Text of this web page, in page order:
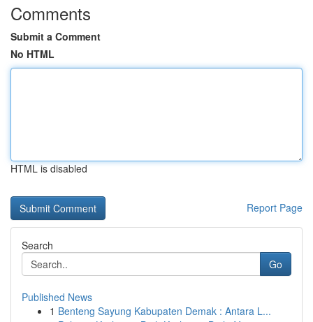
Comments
Submit a Comment
No HTML
HTML is disabled
Report Page
Search
Go
Published News
1 Benteng Sayung Kabupaten Demak : Antara L...